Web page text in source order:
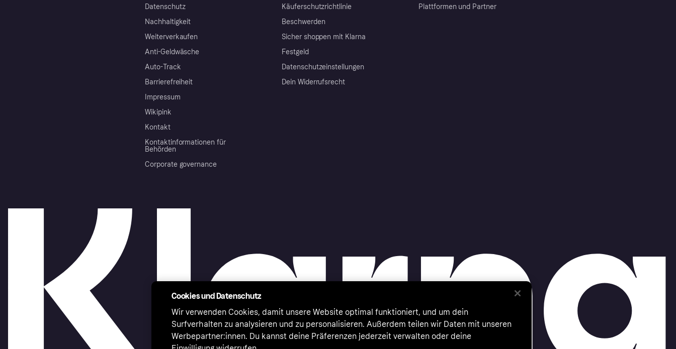
Datenschutz
Nachhaltigkeit
Weiterverkaufen
Anti-Geldwäsche
Auto-Track
Barrierefreiheit
Impressum
Wikipink
Kontakt
Kontaktinformationen für
Behörden
Corporate governance
Käuferschutzrichtlinie
Beschwerden
Sicher shoppen mit Klarna
Festgeld
Datenschutzeinstellungen
Dein Widerrufsrecht
Plattformen und Partner
Cookies und Datenschutz
Wir verwenden Cookies, damit unsere Website optimal funktioniert, und um dein
Surfverhalten zu analysieren und zu personalisieren. Außerdem teilen wir Daten mit unseren
Werbepartner:innen. Du kannst deine Präferenzen jederzeit verwalten oder deine